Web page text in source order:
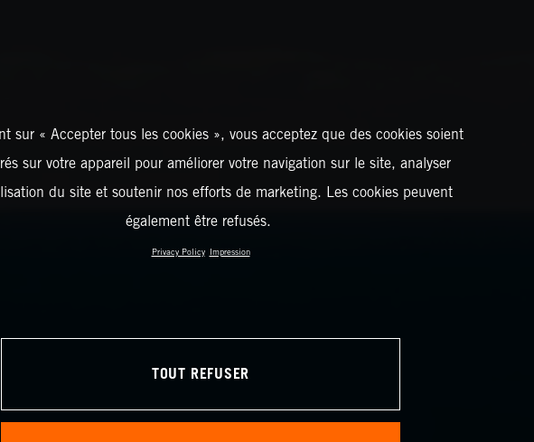
sur « Accepter tous les cookies », vous acceptez que des cookies soient
sur votre appareil pour améliorer votre navigation sur le site, analyser
du site et soutenir nos efforts de marketing. Les cookies peuvent
également être refusés.
Privacy Policy Impression
TOUT REFUSER